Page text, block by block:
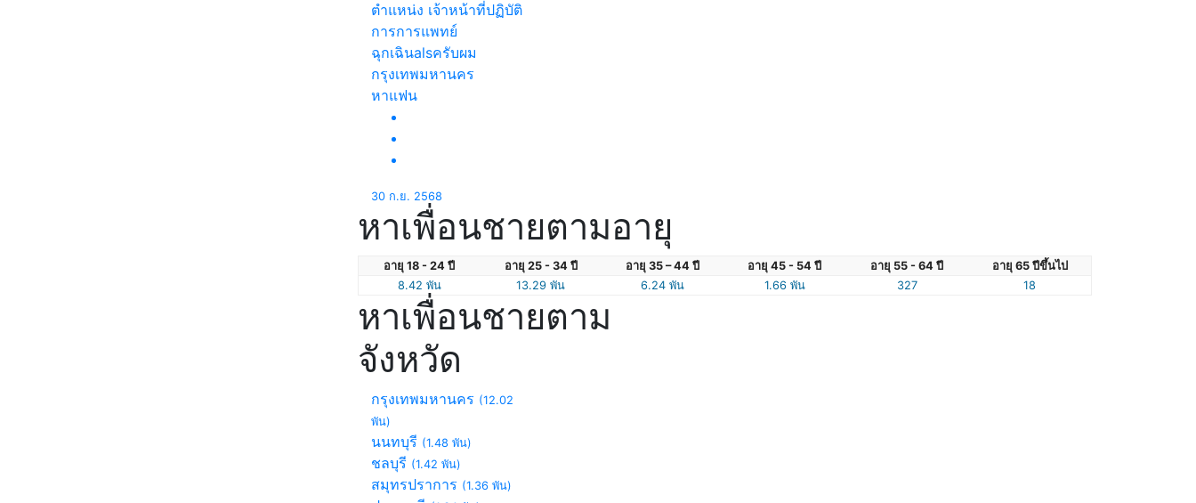
ตำแหน่ง เจ้าหน้าที่ปฏิบัติ
การการแพทย์
ฉุกเฉินalsครับผม
กรุงเทพมหานคร
หาแฟน
30 ก.ย. 2568
หาเพื่อนชายตามอายุ
อายุ 18 - 24 ปี อายุ 25 - 34 ปี อายุ 35 – 44 ปี อายุ 45 - 54 ปี อายุ 55 - 64 ปี
อายุ 65 ปีขึ้นไป
8.42 พัน
13.29 พัน 6.24 พัน 1.66 พัน 327 18
หาเพื่อนชายตาม
จังหวัด
กรุงเทพมหานคร (12.02
พัน)
นนทบุรี (1.48 พัน)
ชลบุรี (1.42 พัน)
สมุทรปราการ (1.36 พัน)